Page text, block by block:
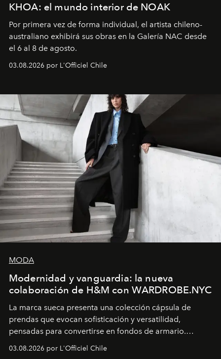
KHOA: el mundo interior de NOAK
Por primera vez de forma individual, el artista chileno-
australiano exhibirá sus obras en la Galería NAC desde
el 6 al 8 de agosto.
03.08.2026 por L'Officiel Chile
MODA
Modernidad y vanguardia: la nueva
colaboración de H&M con WARDROBE.NYC
La marca sueca presenta una colección cápsula de
prendas que evocan sofisticación y versatilidad,
pensadas para convertirse en fondos de armario.
03.08.2026 por L'Officiel Chile